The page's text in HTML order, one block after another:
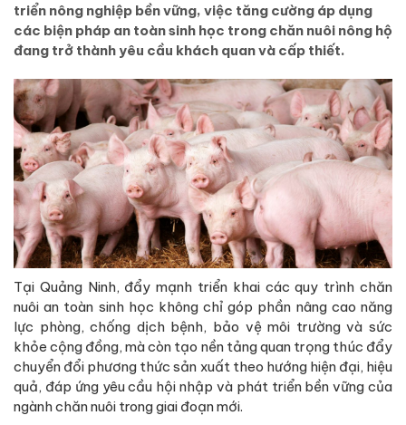
triển nông nghiệp bền vững, việc tăng cường áp dụng
các biện pháp an toàn sinh học trong chăn nuôi nông hộ
đang trở thành yêu cầu khách quan và cấp thiết.
Tại Quảng Ninh, đẩy mạnh triển khai các quy trình chăn
nuôi an toàn sinh học không chỉ góp phần nâng cao năng
lực phòng, chống dịch bệnh, bảo vệ môi trường và sức
khỏe cộng đồng, mà còn tạo nền tảng quan trọng thúc đẩy
chuyển đổi phương thức sản xuất theo hướng hiện đại, hiệu
quả, đáp ứng yêu cầu hội nhập và phát triển bền vững của
ngành chăn nuôi trong giai đoạn mới.